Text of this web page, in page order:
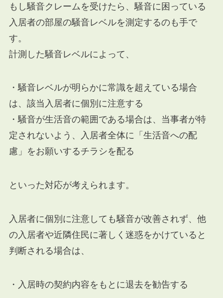
もし騒音クレームを受けたら、騒音に困っている
入居者の部屋の騒音レベルを測定するのも手で
す。
計測した騒音レベルによって、
・騒音レベルが明らかに常識を超えている場合
は、該当入居者に個別に注意する
・騒音が生活音の範囲である場合は、当事者が特
定されないよう、入居者全体に「生活音への配
慮」をお願いするチラシを配る
といった対応が考えられます。
入居者に個別に注意しても騒音が改善されず、他
の入居者や近隣住民に著しく迷惑をかけていると
判断される場合は、
・入居時の契約内容をもとに退去を勧告する